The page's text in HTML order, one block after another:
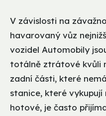
V závislosti na
havarovaný vůz
vozidel Automobily
totálně ztrátové kvůli
zadní části, které
stanice, které
hotové, je často